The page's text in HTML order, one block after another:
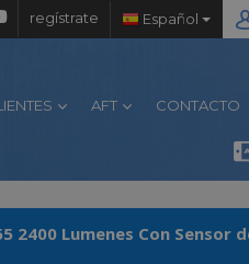
regístrate Español
AFT CONTACTO
Plano 30 Watt. Luz Blanca 4000º K IP 65 2400 Lumenes